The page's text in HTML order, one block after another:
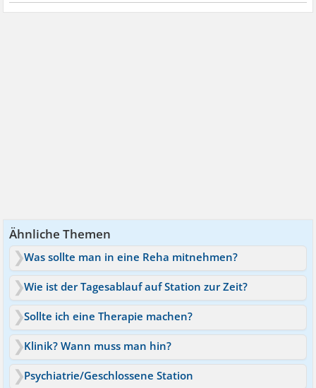
Ähnliche Themen
Was sollte man in eine Reha mitnehmen?
Wie ist der Tagesablauf auf Station zur Zeit?
Sollte ich eine Therapie machen?
Klinik? Wann muss man hin?
Psychiatrie/Geschlossene Station